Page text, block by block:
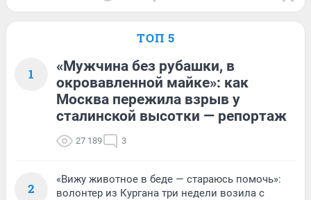
ТОП 5
1
«Мужчина без рубашки, в
окровавленной майке»: как
Москва пережила взрыв у
сталинской высотки — репортаж
27 189 3
2
«Вижу животное в беде — стараюсь помочь»:
волонтер из Кургана три недели возила с